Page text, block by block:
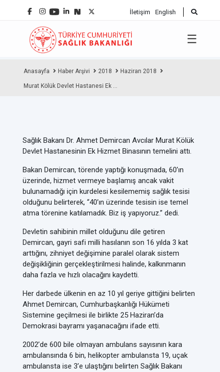
İletişim English
☰
Anasayfa Haber Arşivi 2018 Haziran 2018
Murat Kölük Devlet Hastanesi Ek ...
Sağlık Bakanı Dr. Ahmet Demircan Avcılar Murat Kölük
Devlet Hastanesinin Ek Hizmet Binasının temelini attı.
Bakan Demircan, törende yaptığı konuşmada, 60’ın
üzerinde, hizmet vermeye başlamış ancak vakit
bulunamadığı için kurdelesi kesilememiş sağlık tesisi
olduğunu belirterek, “40’ın üzerinde tesisin ise temel
atma törenine katılamadık. Biz iş yapıyoruz.” dedi.
Devletin sahibinin millet olduğunu dile getiren
Demircan, gayri safi milli hasılanın son 16 yılda 3 kat
arttığını, zihniyet değişimine paralel olarak sistem
değişikliğinin gerçekleştirilmesi halinde, kalkınmanın
daha fazla ve hızlı olacağını kaydetti.
Her darbede ülkenin en az 10 yıl geriye gittiğini belirten
Ahmet Demircan, Cumhurbaşkanlığı Hükümeti
Sistemine geçilmesi ile birlikte 25 Haziran’da
Demokrasi bayramı yaşanacağını ifade etti.
2002’de 600 bile olmayan ambulans sayısının kara
ambulansında 6 bin, helikopter ambulansta 19, uçak
ambulansta ise 3’e ulaştığını belirten Sağlık Bakanı